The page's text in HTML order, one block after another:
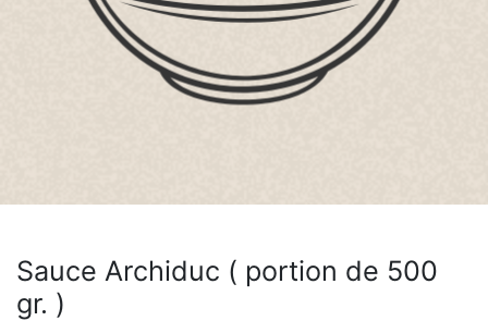
Sauce Archiduc ( portion de 500
gr. )